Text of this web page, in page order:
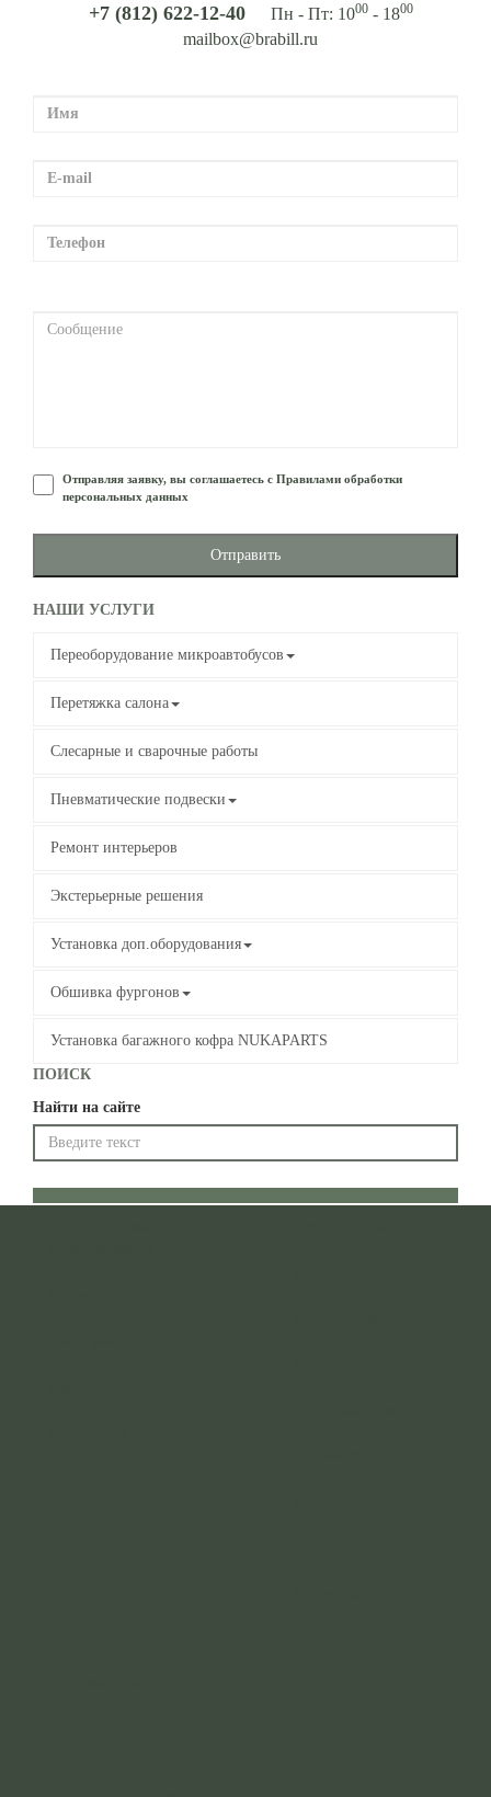
+7 (812) 622-12-40 Пн - Пт: 1000 - 1800
mailbox@brabill.ru
Отправляя заявку, вы соглашаетесь с Правилами обработки
персональных данных
Отправить
НАШИ УСЛУГИ
Переоборудование микроавтобусов
Перетяжка салона
Слесарные и сварочные работы
Пневматические подвески
Ремонт интерьеров
Экстерьерные решения
Установка доп.оборудования
Обшивка фургонов
Установка багажного кофра NUKAPARTS
ПОИСК
Найти на сайте